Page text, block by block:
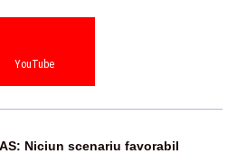
YouTube
Niciun scenariu favorabil